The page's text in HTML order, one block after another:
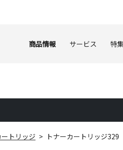
商品情報 サービス 特集
ートリッジ トナーカートリッジ329